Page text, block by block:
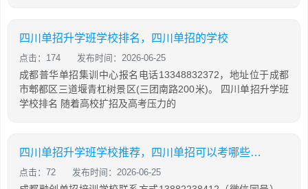
四川单招升学班学校排名，四川单招的学校
点击：174 发布时间：2026-06-25
成都普华单招集训中心报名电话13348832372，地址位于成都
市郫都区三道堰青杠树景区(三团南路200米)。 四川单招升学班
学校排名 随着高校扩招及高考压力的
四川单招升学班学校推荐，四川单招可以考哪些学校
点击：72 发布时间：2026-06-25